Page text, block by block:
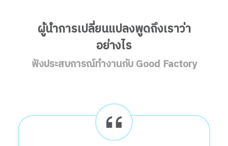
ผู้นำการเปลี่ยนแปลงพูดถึงเราว่า
อย่างไร
ฟังประสบการณ์ทำงานกับ Good Factory